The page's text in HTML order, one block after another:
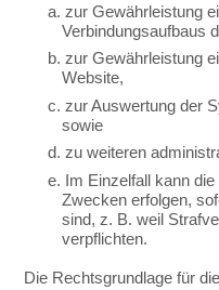
a. zur Gewährleistung
Verbindungsaufbaus
b. zur Gewährleistung
Website,
c. zur Auswertung der
sowie
d. zu weiteren
e. Im Einzelfall kann
Zwecken erfolgen,
sind, z. B. weil
verpflichten.
Die Rechtsgrundlage für